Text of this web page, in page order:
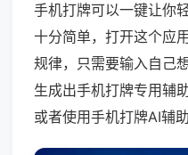
手机打牌可以一键让你
十分简单，打开这个应
规律，只需要输入自己
生成出手机打牌专用辅
或者使用手机打牌AI辅